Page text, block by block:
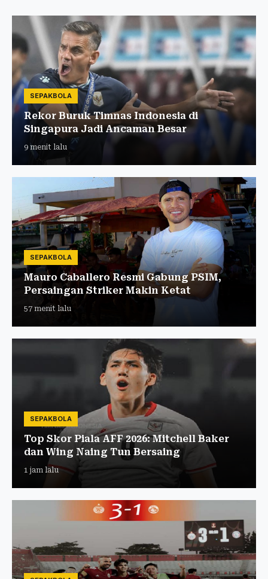
SEPAKBOLA
Rekor Buruk Timnas Indonesia di
Singapura Jadi Ancaman Besar
9 menit lalu
SEPAKBOLA
Mauro Caballero Resmi Gabung PSIM,
Persaingan Striker Makin Ketat
57 menit lalu
SEPAKBOLA
Top Skor Piala AFF 2026: Mitchell Baker
dan Wing Naing Tun Bersaing
1 jam lalu